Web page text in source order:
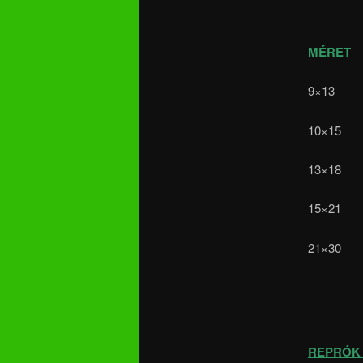
MÉRET
9×13
13×18
15×21
21×30
REPRÓK